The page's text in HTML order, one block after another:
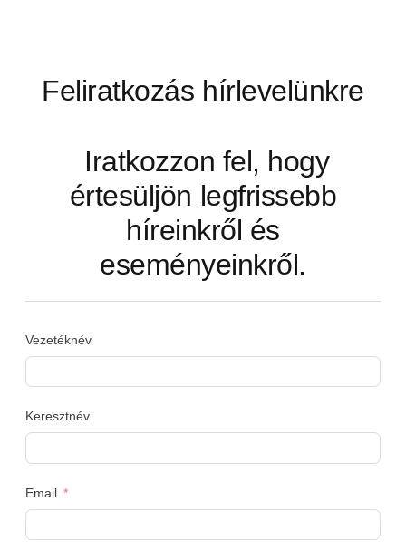
Feliratkozás hírlevelünkre
Iratkozzon fel, hogy
értesüljön legfrissebb
híreinkről és
eseményeinkről.
Vezetéknév
Keresztnév
Email